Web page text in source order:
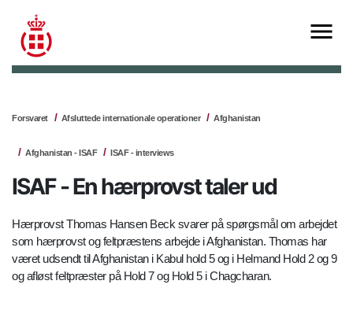
Forsvaret Afsluttede internationale operationer Afghanistan
Afghanistan - ISAF ISAF - interviews
ISAF - En hærprovst taler ud
Hærprovst Thomas Hansen Beck svarer på spørgsmål om arbejdet
som hærprovst og feltpræstens arbejde i Afghanistan. Thomas har
været udsendt til Afghanistan i Kabul hold 5 og i Helmand Hold 2 og 9
og afløst feltpræster på Hold 7 og Hold 5 i Chagcharan.